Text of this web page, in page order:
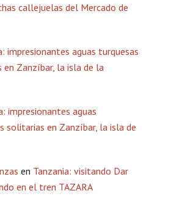
callejuelas del Mercado de
impresionantes aguas turquesas
en Zanzíbar, la isla de la
impresionantes aguas
solitarias en Zanzíbar, la isla de
en Tanzania: visitando Dar
en el tren TAZARA